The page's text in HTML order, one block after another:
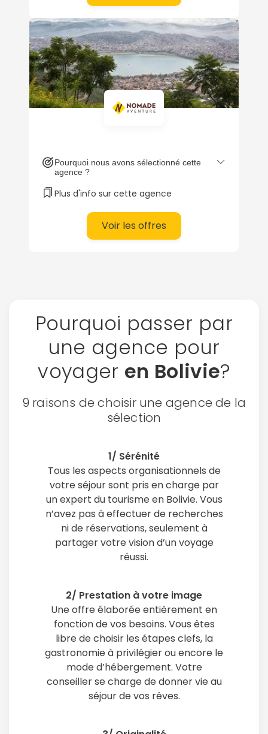
Pourquoi nous avons sélectionné cette
agence ?
Plus d'info sur cette agence
Voir les offres
Pourquoi passer par
une agence pour
voyager en Bolivie?
9 raisons de choisir une agence de la
sélection
1/ Sérénité
Tous les aspects organisationnels de
votre séjour sont pris en charge par
un expert du tourisme en Bolivie. Vous
n’avez pas à effectuer de recherches
ni de réservations, seulement à
partager votre vision d’un voyage
réussi.
2/ Prestation à votre image
Une offre élaborée entièrement en
fonction de vos besoins. Vous êtes
libre de choisir les étapes clefs, la
gastronomie à privilégier ou encore le
mode d’hébergement. Votre
conseiller se charge de donner vie au
séjour de vos rêves.